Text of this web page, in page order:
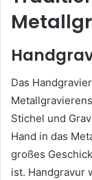
Das
Stichel und
Hand in das
großes
ist. Handgravur